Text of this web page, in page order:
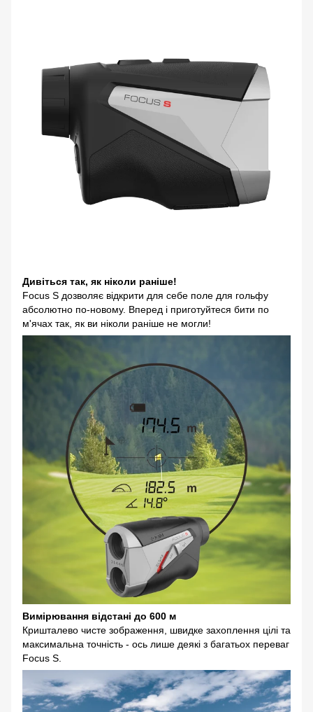
Дивіться так, як ніколи раніше!
Focus S дозволяє відкрити для себе поле для гольфу
абсолютно по-новому. Вперед і приготуйтеся бити по
м'ячах так, як ви ніколи раніше не могли!
Вимірювання відстані до 600 м
Кришталево чисте зображення, швидке захоплення цілі та
максимальна точність - ось лише деякі з багатьох переваг
Focus S.